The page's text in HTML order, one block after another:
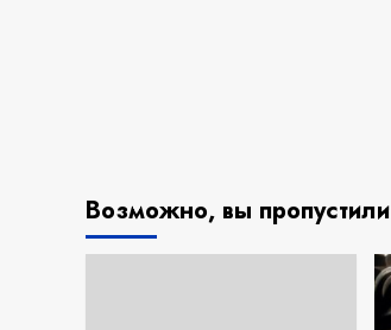
Возможно, вы пропустили